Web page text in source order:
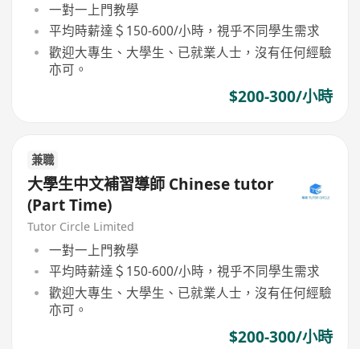
一對一上門教學
平均時薪達＄150-600/小時，視乎不同學生需求
歡迎大專生、大學生、已就業人士，沒有任何經驗
亦可。
$200-300/小時
兼職
大學生中文補習導師 Chinese tutor
(Part Time)
Tutor Circle Limited
一對一上門教學
平均時薪達＄150-600/小時，視乎不同學生需求
歡迎大專生、大學生、已就業人士，沒有任何經驗
亦可。
$200-300/小時